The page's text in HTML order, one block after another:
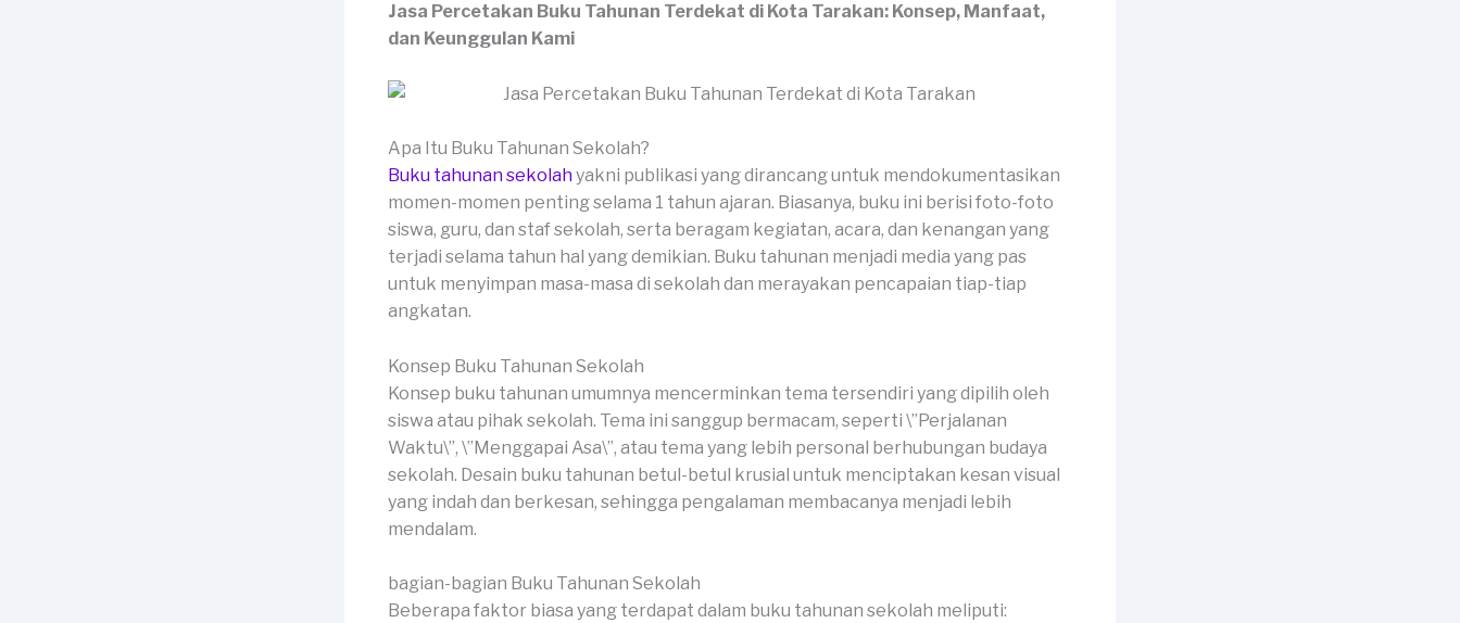
Jasa Percetakan Buku Tahunan Terdekat di Kota Tarakan: Konsep, Manfaat,
dan Keunggulan Kami
Apa Itu Buku Tahunan Sekolah?
Buku tahunan sekolahyakni publikasi yang dirancang untuk mendokumentasikan
momen-momen penting selama 1 tahun ajaran. Biasanya, buku ini berisi foto-foto
siswa, guru, dan staf sekolah, serta beragam kegiatan, acara, dan kenangan yang
terjadi selama tahun hal yang demikian. Buku tahunan menjadi media yang pas
untuk menyimpan masa-masa di sekolah dan merayakan pencapaian tiap-tiap
angkatan.
Konsep Buku Tahunan Sekolah
Konsep buku tahunan umumnya mencerminkan tema tersendiri yang dipilih oleh
siswa atau pihak sekolah. Tema ini sanggup bermacam, seperti \”Perjalanan
Waktu\”, \”Menggapai Asa\”, atau tema yang lebih personal berhubungan budaya
sekolah. Desain buku tahunan betul-betul krusial untuk menciptakan kesan visual
yang indah dan berkesan, sehingga pengalaman membacanya menjadi lebih
mendalam.
bagian-bagian Buku Tahunan Sekolah
Beberapa faktor biasa yang terdapat dalam buku tahunan sekolah meliputi: